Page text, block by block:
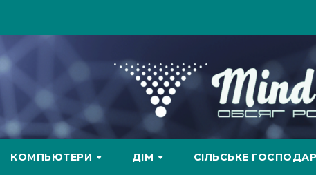
КОМПЬЮТЕРИ ДІМ СІЛЬСЬКЕ